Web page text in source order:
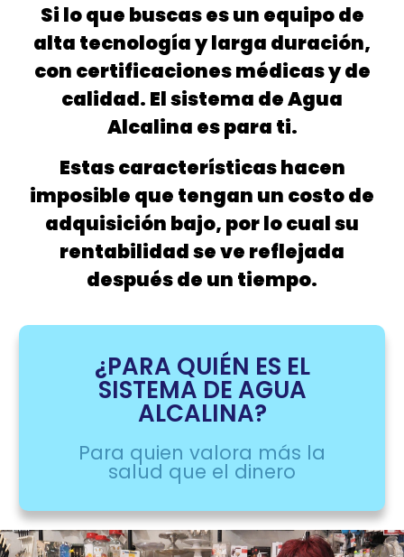
Si lo que buscas es un equipo de
alta tecnología y larga duración,
con certificaciones médicas y de
calidad. El sistema de Agua
Alcalina es para ti.
Estas características hacen
imposible que tengan un costo de
adquisición bajo, por lo cual su
rentabilidad se ve reflejada
después de un tiempo.
¿PARA QUIÉN ES EL
SISTEMA DE AGUA
ALCALINA?
Para quien valora más la
salud que el dinero